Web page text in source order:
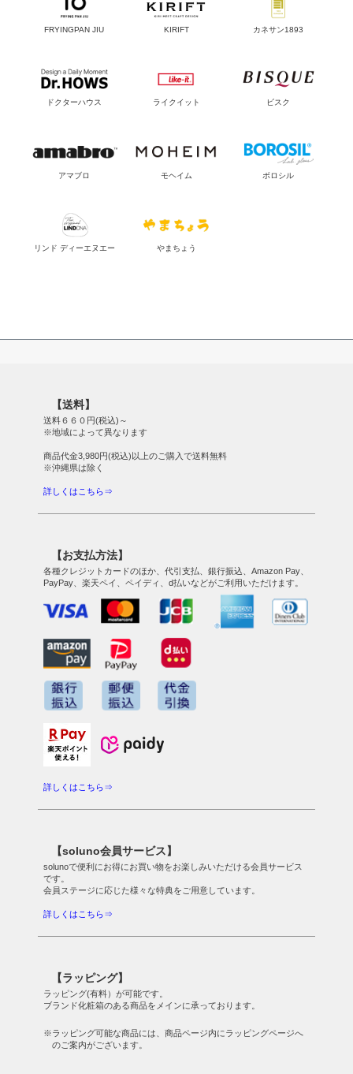
FRYINGPAN JIU KIRIFT カネサン1893
ドクターハウス ライクイット ビスク
アマブロ モヘイム ボロシル
リンド ディーエヌエー やまちょう
【送料】
送料６６０円(税込)～
※地域によって異なります
商品代金3,980円(税込)以上のご購入で送料無料
※沖縄県は除く
詳しくはこちら⇒
【お支払方法】
各種クレジットカードのほか、代引支払、銀行振込、Amazon Pay、
PayPay、楽天ペイ、ペイディ、d払いなどがご利用いただけます。
詳しくはこちら⇒
【soluno会員サービス】
solunoで便利にお得にお買い物をお楽しみいただける会員サービス
です。
会員ステージに応じた様々な特典をご用意しています。
詳しくはこちら⇒
【ラッピング】
ラッピング(有料）が可能です。
ブランド化粧箱のある商品をメインに承っております。
※ラッピング可能な商品には、商品ページ内にラッピングページへ
のご案内がございます。